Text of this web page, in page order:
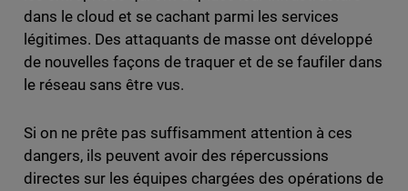
dans le cloud et se cachant parmi les services
légitimes. Des attaquants de masse ont développé
de nouvelles façons de traquer et de se faufiler dans
le réseau sans être vus.
Si on ne prête pas suffisamment attention à ces
dangers, ils peuvent avoir des répercussions
directes sur les équipes chargées des opérations de